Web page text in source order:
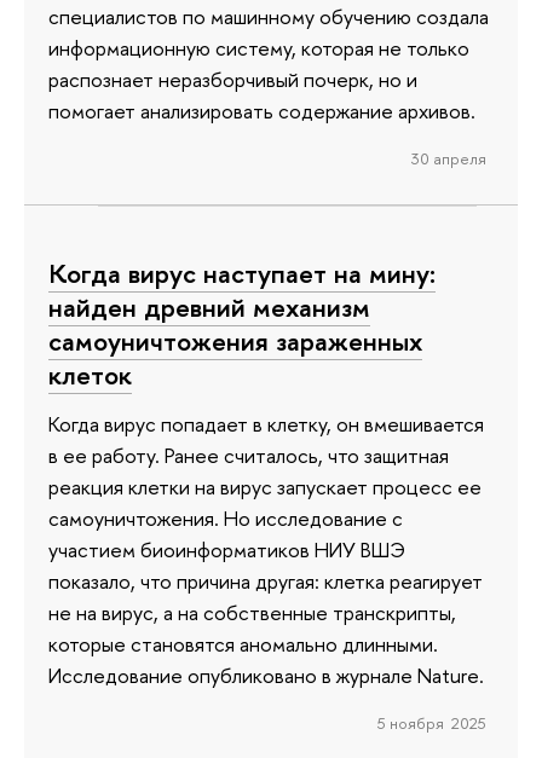
специалистов по машинному обучению создала
информационную систему, которая не только
распознает неразборчивый почерк, но и
помогает анализировать содержание архивов.
30 апреля
Когда вирус наступает на мину:
найден древний механизм
самоуничтожения зараженных
клеток
Когда вирус попадает в клетку, он вмешивается
в ее работу. Ранее считалось, что защитная
реакция клетки на вирус запускает процесс ее
самоуничтожения. Но исследование с
участием биоинформатиков НИУ ВШЭ
показало, что причина другая: клетка реагирует
не на вирус, а на собственные транскрипты,
которые становятся аномально длинными.
Исследование опубликовано в журнале Nature.
5 ноября 2025